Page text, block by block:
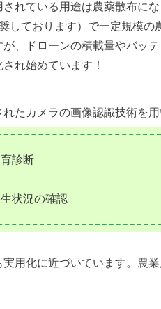
されている用途は農薬散布に
しております）で一定規模
、ドローンの積載量やバッ
れ始めています！
れたカメラの画像認識技術を用
診断
状況の確認
実用化に近づいています。農